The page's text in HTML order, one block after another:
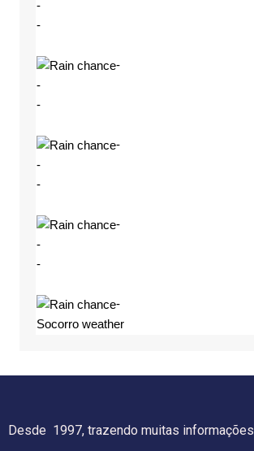
-
-
-
-
-
-
-
-
-
-
-
-
Socorro weather
Desde 1997, trazendo muitas informações